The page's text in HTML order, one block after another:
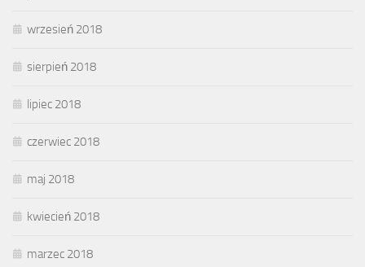
wrzesień 2018
sierpień 2018
lipiec 2018
czerwiec 2018
maj 2018
kwiecień 2018
marzec 2018